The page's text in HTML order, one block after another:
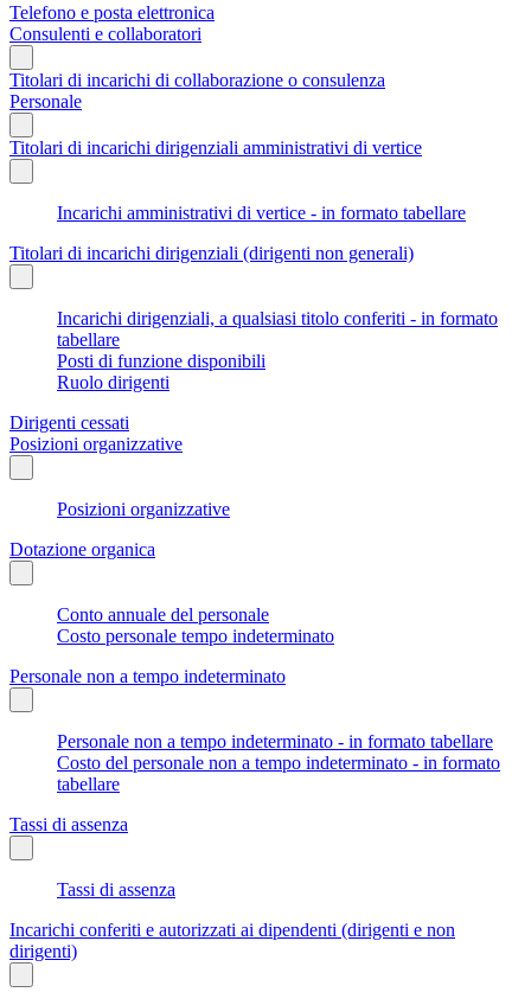
Telefono e posta elettronica
Consulenti e collaboratori
Titolari di incarichi di collaborazione o consulenza
Personale
Titolari di incarichi dirigenziali amministrativi di vertice
Incarichi amministrativi di vertice - in formato tabellare
Titolari di incarichi dirigenziali (dirigenti non generali)
Incarichi dirigenziali, a qualsiasi titolo conferiti - in formato
tabellare
Posti di funzione disponibili
Ruolo dirigenti
Dirigenti cessati
Posizioni organizzative
Posizioni organizzative
Dotazione organica
Conto annuale del personale
Costo personale tempo indeterminato
Personale non a tempo indeterminato
Personale non a tempo indeterminato - in formato tabellare
Costo del personale non a tempo indeterminato - in formato
tabellare
Tassi di assenza
Tassi di assenza
Incarichi conferiti e autorizzati ai dipendenti (dirigenti e non
dirigenti)